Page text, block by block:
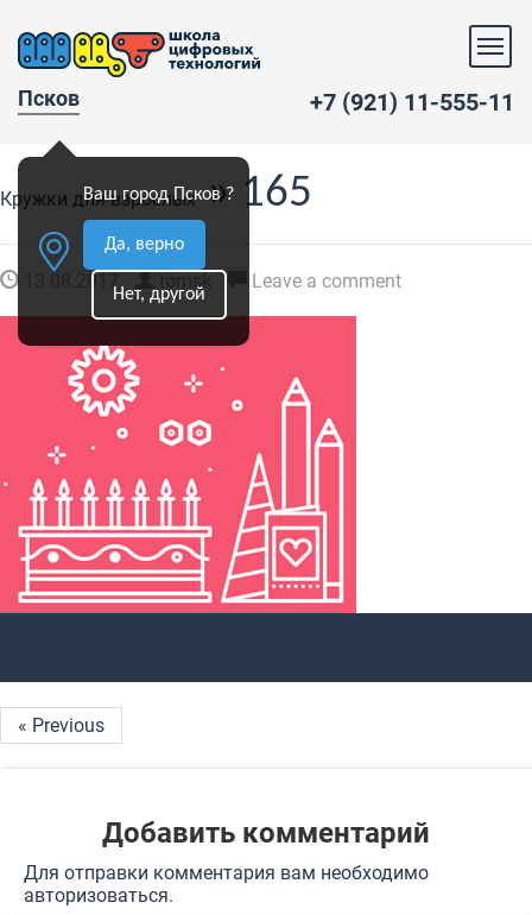
Псков
Ваш город Псков ?
Да, верно
Нет, другой
+7 (921) 11-555-11
Кружки для взрослых» 165
13.08.2017 tomsk Leave a comment
« Previous
Добавить комментарий
Для отправки комментария вам необходимо
авторизоваться.